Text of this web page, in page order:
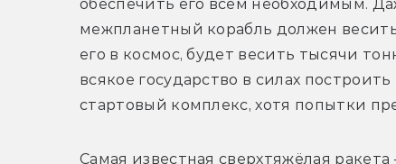
обеспечить его всем необходимым.
межпланетный корабль должен
его в космос, будет весить тысячи
всякое государство в силах
стартовый комплекс, хотя попытки
Самая известная сверхтяжёлая